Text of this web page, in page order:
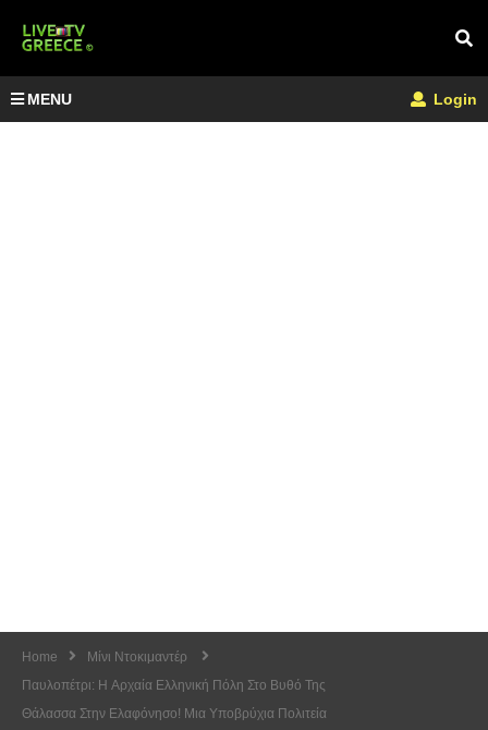
MENU Login
Home
Μίνι Ντοκιμαντέρ
Παυλοπέτρι: H Αρχαία Ελληνική Πόλη Στο Βυθό Της
Θάλασσα Στην Ελαφόνησο! Μια Υποβρύχια Πολιτεία